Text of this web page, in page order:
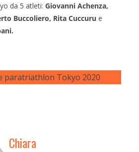
da 5 atleti: Giovanni Achenza,
Buccoliero, Rita Cuccuru e
Chiara